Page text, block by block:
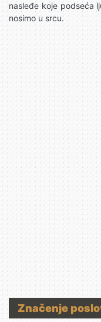
nasleđe koje podseća
nosimo u srcu.
Značenje